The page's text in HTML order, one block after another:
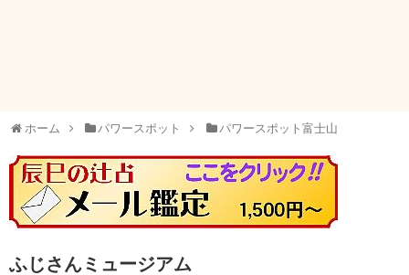
ホーム パワースポット パワースポット富士山
ふじさんミュージアム